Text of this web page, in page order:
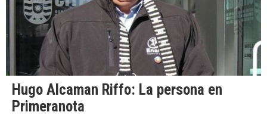
Hugo Alcaman Riffo: La persona en
Primeranota